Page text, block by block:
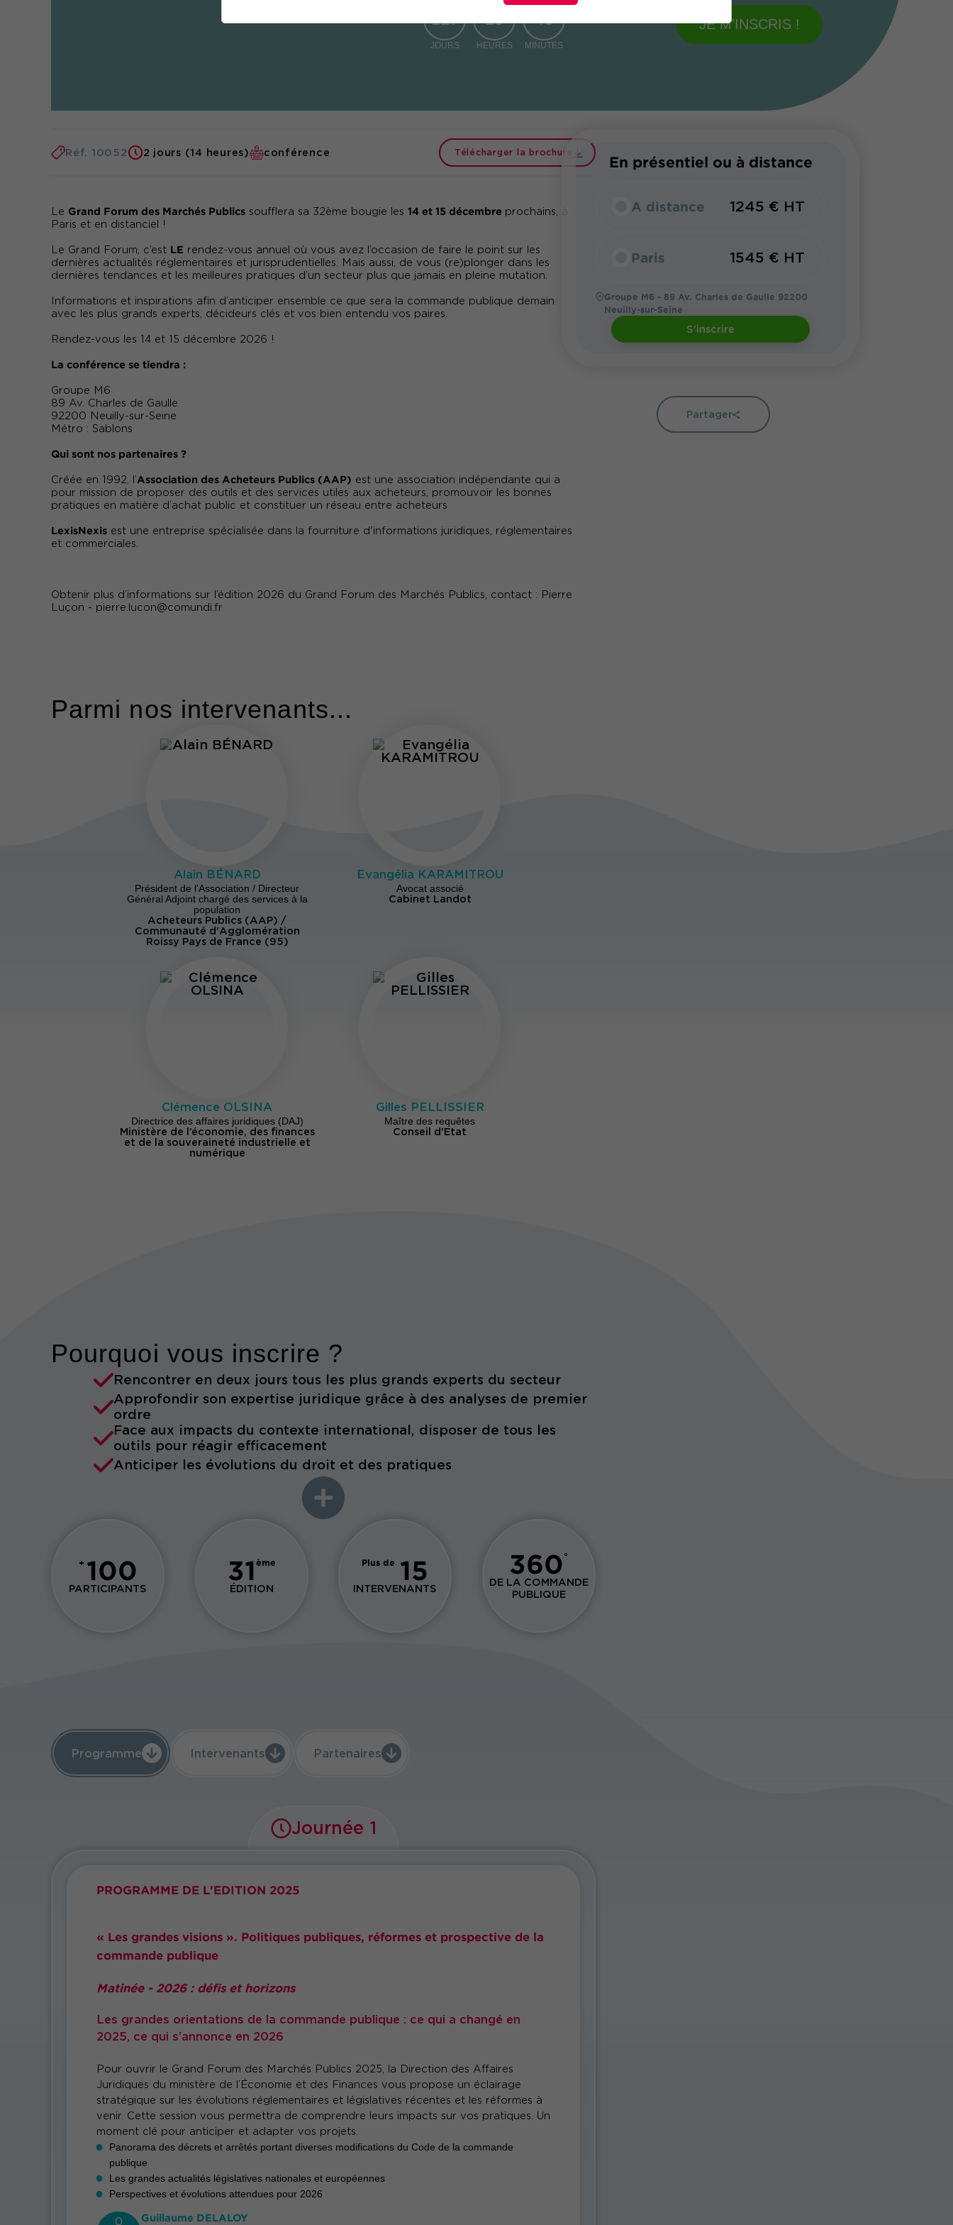
127
JOURS
15
HEURES
40
MINUTES
JE M'INSCRIS !
Réf. 10052 2 jours (14 heures) conférence Télécharger la brochure
Le Grand Forum des Marchés Publics soufflera sa 32ème bougie les 14 et 15 décembre prochains, à
Paris et en distanciel !
Le Grand Forum, c’est LE rendez-vous annuel où vous avez l’occasion de faire le point sur les
dernières actualités réglementaires et jurisprudentielles. Mais aussi, de vous (re)plonger dans les
dernières tendances et les meilleures pratiques d’un secteur plus que jamais en pleine mutation.
Informations et inspirations afin d’anticiper ensemble ce que sera la commande publique demain
avec les plus grands experts, décideurs clés et vos bien entendu vos paires.
Rendez-vous les 14 et 15 décembre 2026 !
La conférence se tiendra :
Groupe M6
89 Av. Charles de Gaulle
92200 Neuilly-sur-Seine
Métro : Sablons
Qui sont nos partenaires ?
Créée en 1992, l’Association des Acheteurs Publics (AAP) est une association indépendante qui a
pour mission de proposer des outils et des services utiles aux acheteurs, promouvoir les bonnes
pratiques en matière d’achat public et constituer un réseau entre acheteurs
LexisNexis est une entreprise spécialisée dans la fourniture d'informations juridiques, réglementaires
et commerciales.
Obtenir plus d’informations sur l’édition 2026 du Grand Forum des Marchés Publics, contact : Pierre
Luçon - pierre.lucon@comundi.fr
Parmi nos intervenants...
Alain BÉNARD
Président de l'Association / Directeur
Général Adjoint chargé des services à la
population
Acheteurs Publics (AAP) /
Communauté d'Agglomération
Roissy Pays de France (95)
Evangélia KARAMITROU
Avocat associé
Cabinet Landot
Clémence OLSINA
Directrice des affaires juridiques (DAJ)
Ministère de l’économie, des finances
et de la souveraineté industrielle et
numérique
Gilles PELLISSIER
Maître des requêtes
Conseil d'Etat
Pourquoi vous inscrire ?
Rencontrer en deux jours tous les plus grands experts du secteur
Approfondir son expertise juridique grâce à des analyses de premier
ordre
Face aux impacts du contexte international, disposer de tous les
outils pour réagir efficacement
Anticiper les évolutions du droit et des pratiques
+ 100
PARTICIPANTS
31ème
ÉDITION
Plus de 15
INTERVENANTS
360°
DE LA COMMANDE
PUBLIQUE
Programme Intervenants Partenaires
Journée 1
PROGRAMME DE L'EDITION 2025
« Les grandes visions ». Politiques publiques, réformes et prospective de la
commande publique
Matinée - 2026 : défis et horizons
Les grandes orientations de la commande publique : ce qui a changé en
2025, ce qui s’annonce en 2026
Pour ouvrir le Grand Forum des Marchés Publics 2025, la Direction des Affaires
Juridiques du ministère de l’Économie et des Finances vous propose un éclairage
stratégique sur les évolutions réglementaires et législatives récentes et les réformes à
venir. Cette session vous permettra de comprendre leurs impacts sur vos pratiques. Un
moment clé pour anticiper et adapter vos projets.
Panorama des décrets et arrêtés portant diverses modifications du Code de la commande
publique
Les grandes actualités législatives nationales et européennes
Perspectives et évolutions attendues pour 2026
Guillaume DELALOY
En présentiel ou à distance
A distance 1245 € HT
Paris 1545 € HT
Groupe M6 - 89 Av. Charles de Gaulle 92200
Neuilly-sur-Seine
S'inscrire
Partager